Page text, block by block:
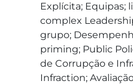
Explícita; Equipas;
complex
grupo;
priming; Public
de Corrupção e
Infraction;